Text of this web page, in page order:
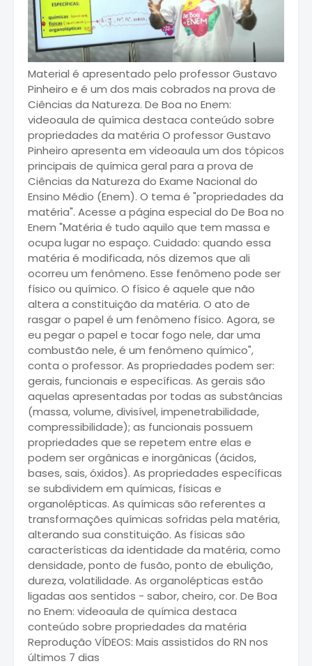
Material é apresentado pelo professor Gustavo
Pinheiro e é um dos mais cobrados na prova de
Ciências da Natureza. De Boa no Enem:
videoaula de química destaca conteúdo sobre
propriedades da matéria O professor Gustavo
Pinheiro apresenta em videoaula um dos tópicos
principais de química geral para a prova de
Ciências da Natureza do Exame Nacional do
Ensino Médio (Enem). O tema é "propriedades da
matéria". Acesse a página especial do De Boa no
Enem "Matéria é tudo aquilo que tem massa e
ocupa lugar no espaço. Cuidado: quando essa
matéria é modificada, nós dizemos que ali
ocorreu um fenômeno. Esse fenômeno pode ser
físico ou químico. O físico é aquele que não
altera a constituição da matéria. O ato de
rasgar o papel é um fenômeno físico. Agora, se
eu pegar o papel e tocar fogo nele, dar uma
combustão nele, é um fenômeno químico",
conta o professor. As propriedades podem ser:
gerais, funcionais e específicas. As gerais são
aquelas apresentadas por todas as substâncias
(massa, volume, divisível, impenetrabilidade,
compressibilidade); as funcionais possuem
propriedades que se repetem entre elas e
podem ser orgânicas e inorgânicas (ácidos,
bases, sais, óxidos). As propriedades específicas
se subdividem em químicas, físicas e
organolépticas. As químicas são referentes a
transformações químicas sofridas pela matéria,
alterando sua constituição. As físicas são
características da identidade da matéria, como
densidade, ponto de fusão, ponto de ebulição,
dureza, volatilidade. As organolépticas estão
ligadas aos sentidos - sabor, cheiro, cor. De Boa
no Enem: videoaula de química destaca
conteúdo sobre propriedades da matéria
Reprodução VÍDEOS: Mais assistidos do RN nos
últimos 7 dias